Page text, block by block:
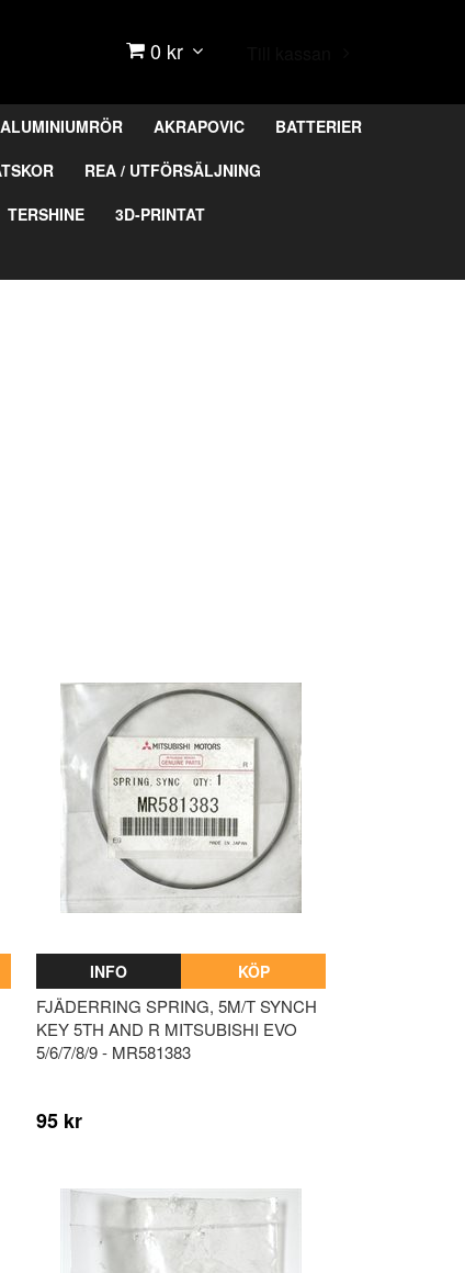
0 kr
ALUMINIUMRÖR AKRAPOVIC
BATTERIER
REA / UTFÖRSÄLJNING
TERSHINE
3D-PRINTAT
INFO KÖP
FJÄDERRING SPRING, 5M/T SYNCH
KEY 5TH AND R MITSUBISHI EVO
5/6/7/8/9 - MR581383
95 kr